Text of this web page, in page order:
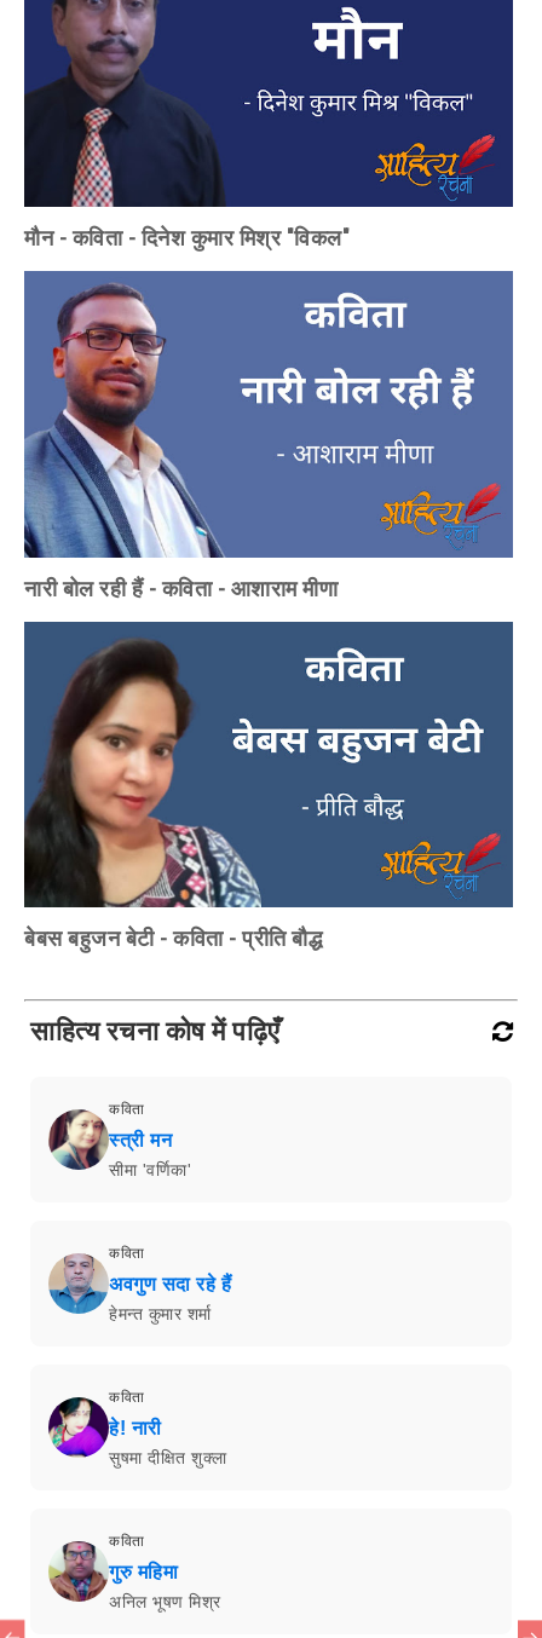
मौन - कविता - दिनेश कुमार मिश्र "विकल"
नारी बोल रही हैं - कविता - आशाराम मीणा
बेबस बहुजन बेटी - कविता - प्रीति बौद्ध
साहित्य रचना कोष में पढ़िएँ
कविता
स्त्री मन
सीमा 'वर्णिका'
कविता
अवगुण सदा रहे हैं
हेमन्त कुमार शर्मा
कविता
हे! नारी
सुषमा दीक्षित शुक्ला
कविता
गुरु महिमा
अनिल भूषण मिश्र